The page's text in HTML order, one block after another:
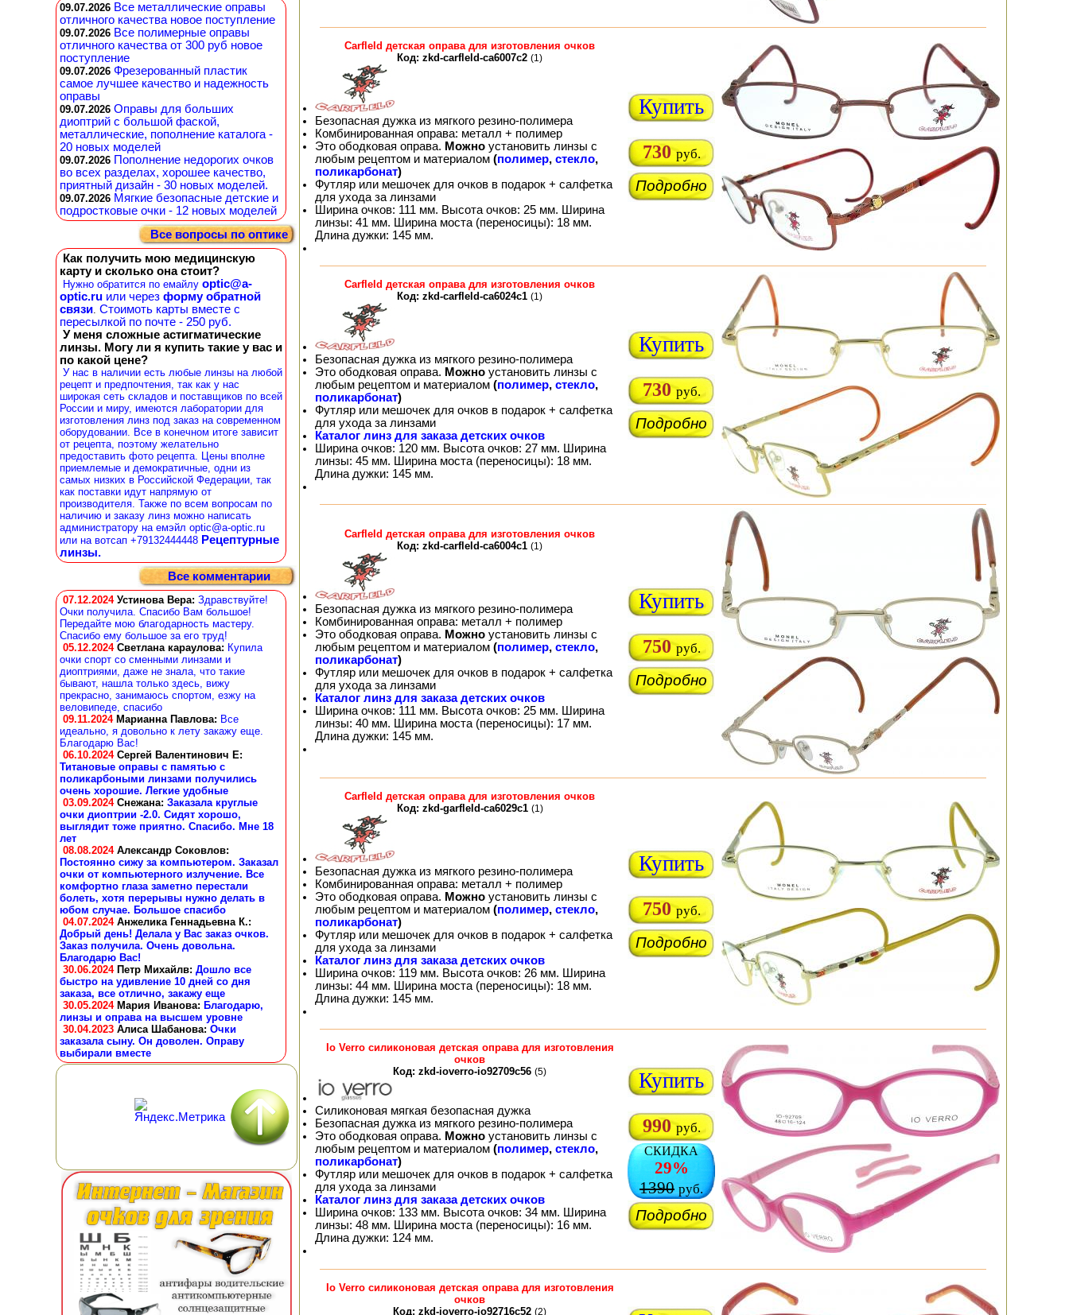
09.07.2026 Все металлические оправы
отличного качества новое поступление
09.07.2026 Все полимерные оправы
отличного качества от 300 руб новое
поступление
09.07.2026 Фрезерованный пластик
самое лучшее качество и надежность
оправы
09.07.2026 Оправы для больших
диоптрий с большой фаской,
металлические, пополнение каталога -
20 новых моделей
09.07.2026 Пополнение недорогих очков
во всех разделах, хорошее качество,
приятный дизайн - 30 новых моделей.
09.07.2026 Мягкие безопасные детские и
подростковые очки - 12 новых моделей
Все вопросы по оптике
Как получить мою медицинскую
карту и сколько она стоит?
Нужно обратится по емайлу optic@a-
optic.ru или через форму обратной
связи. Стоимоть карты вместе с
пересылкой по почте - 250 руб.
У меня сложные астигматические
линзы. Могу ли я купить такие у вас и
по какой цене?
У нас в наличии есть любые линзы на любой
рецепт и предпочтения, так как у нас
широкая сеть складов и поставщиков по всей
России и миру, имеются лаборатории для
изготовления линз под заказ на современном
оборудовании. Все в конечном итоге зависит
от рецепта, поэтому желательно
предоставить фото рецепта. Цены вполне
приемлемые и демократичные, одни из
самых низких в Российской Федерации, так
как поставки идут напрямую от
производителя. Также по всем вопросам по
наличию и заказу линз можно написать
администратору на емэйл optic@a-optic.ru
или на вотсап +79132444448 Рецептурные
линзы.
Все комментарии
07.12.2024 Устинова Вера: Здравствуйте!
Очки получила. Спасибо Вам большое!
Передайте мою благодарность мастеру.
Спасибо ему большое за его труд!
05.12.2024 Светлана караулова: Купила
очки спорт со сменными линзами и
диоптриями, даже не знала, что такие
бывают, нашла только здесь, вижу
прекрасно, занимаюсь спортом, езжу на
веловипеде, спасибо
09.11.2024 Марианна Павлова: Все
идеально, я довольно к лету закажу еще.
Благодарю Вас!
06.10.2024 Сергей Валентинович Е:
Титановые оправы с памятью с
поликарбоными линзами получились
очень хорошие. Легкие удобные
03.09.2024 Снежана: Заказала круглые
очки диоптрии -2.0. Сидят хорошо,
выглядит тоже приятно. Спасибо. Мне 18
лет
08.08.2024 Александр Соковлов:
Постоянно сижу за компьютером. Заказал
очки от компьютерного излучение. Все
комфортно глаза заметно перестали
болеть, хотя перерывы нужно делать в
юбом случае. Большое спасибо
04.07.2024 Анжелика Геннадьевна К.:
Добрый день! Делала у Вас заказ очков.
Заказ получила. Очень довольна.
Благодарю Вас!
30.06.2024 Петр Михайлв: Дошло все
быстро на удивление 10 дней со дня
заказа, все отлично, закажу еще
30.05.2024 Мария Иванова: Благодарю,
линзы и оправа на высшем уровне
30.04.2023 Алиса Шабанова: Очки
заказала сыну. Он доволен. Оправу
выбирали вместе
Carfleld детская оправа для изготовления очков
Код: zkd-carfleld-ca6007c2 (1)
Безопасная дужка из мягкого резино-полимера
Комбинированная оправа: металл + полимер
Это ободковая оправа. Можно установить линзы с
любым рецептом и материалом (полимер, стекло,
поликарбонат)
Футляр или мешочек для очков в подарок + салфетка
для ухода за линзами
Ширина очков: 111 мм. Высота очков: 25 мм. Ширина
линзы: 41 мм. Ширина моста (переносицы): 18 мм.
Длина дужки: 145 мм.
Купить
730 руб.
Подробно
Carfleld детская оправа для изготовления очков
Код: zkd-carfleld-ca6024c1 (1)
Безопасная дужка из мягкого резино-полимера
Это ободковая оправа. Можно установить линзы с
любым рецептом и материалом (полимер, стекло,
поликарбонат)
Футляр или мешочек для очков в подарок + салфетка
для ухода за линзами
Каталог линз для заказа детских очков
Ширина очков: 120 мм. Высота очков: 27 мм. Ширина
линзы: 45 мм. Ширина моста (переносицы): 18 мм.
Длина дужки: 145 мм.
Купить
730 руб.
Подробно
Carfleld детская оправа для изготовления очков
Код: zkd-carfleld-ca6004c1 (1)
Безопасная дужка из мягкого резино-полимера
Комбинированная оправа: металл + полимер
Это ободковая оправа. Можно установить линзы с
любым рецептом и материалом (полимер, стекло,
поликарбонат)
Футляр или мешочек для очков в подарок + салфетка
для ухода за линзами
Каталог линз для заказа детских очков
Ширина очков: 111 мм. Высота очков: 25 мм. Ширина
линзы: 40 мм. Ширина моста (переносицы): 17 мм.
Длина дужки: 145 мм.
Купить
750 руб.
Подробно
Carfleld детская оправа для изготовления очков
Код: zkd-garfleld-ca6029c1 (1)
Безопасная дужка из мягкого резино-полимера
Комбинированная оправа: металл + полимер
Это ободковая оправа. Можно установить линзы с
любым рецептом и материалом (полимер, стекло,
поликарбонат)
Футляр или мешочек для очков в подарок + салфетка
для ухода за линзами
Каталог линз для заказа детских очков
Ширина очков: 119 мм. Высота очков: 26 мм. Ширина
линзы: 44 мм. Ширина моста (переносицы): 18 мм.
Длина дужки: 145 мм.
Купить
750 руб.
Подробно
Io Verro силиконовая детская оправа для изготовления
очков
Код: zkd-ioverro-io92709c56 (5)
Силиконовая мягкая безопасная дужка
Безопасная дужка из мягкого резино-полимера
Это ободковая оправа. Можно установить линзы с
любым рецептом и материалом (полимер, стекло,
поликарбонат)
Футляр или мешочек для очков в подарок + салфетка
для ухода за линзами
Каталог линз для заказа детских очков
Ширина очков: 133 мм. Высота очков: 34 мм. Ширина
линзы: 48 мм. Ширина моста (переносицы): 16 мм.
Длина дужки: 124 мм.
Купить
990 руб.
СКИДКА
29%
1390 руб.
Подробно
Io Verro силиконовая детская оправа для изготовления
очков
Код: zkd-ioverro-io92716c52 (2)